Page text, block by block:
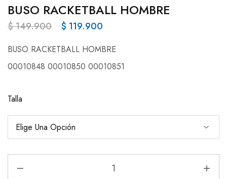
BUSO RACKETBALL HOMBRE
$149.900 $ 119.900
BUSO RACKETBALL HOMBRE
00010848 00010850 00010851
Talla